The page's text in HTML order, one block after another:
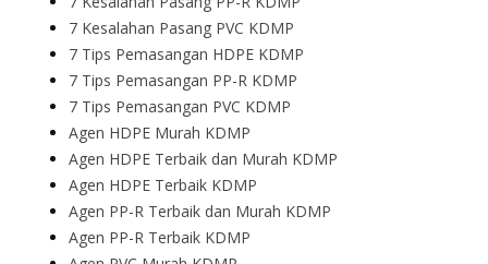
7 Kesalahan Pasang PVC KDMP
7 Tips Pemasangan HDPE KDMP
7 Tips Pemasangan PP-R KDMP
7 Tips Pemasangan PVC KDMP
Agen HDPE Murah KDMP
Agen HDPE Terbaik dan Murah KDMP
Agen HDPE Terbaik KDMP
Agen PP-R Terbaik dan Murah KDMP
Agen PP-R Terbaik KDMP